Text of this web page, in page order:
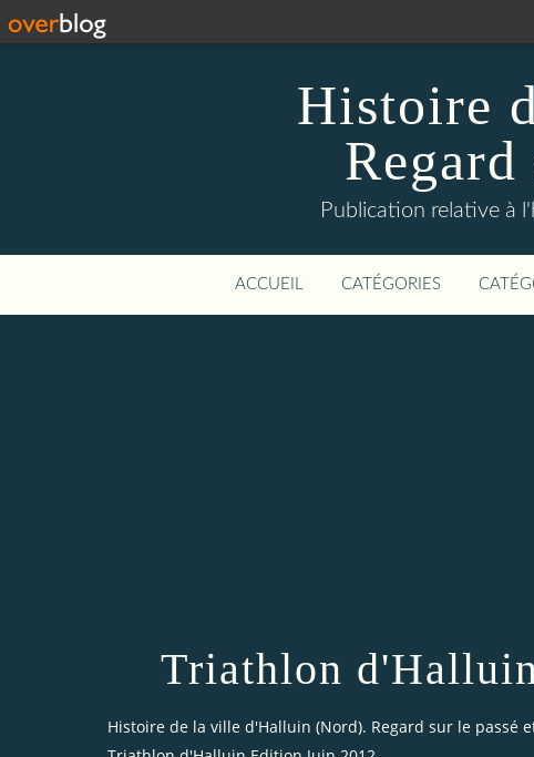
Histoire
Publication relative à
ACCUEIL CATÉGORIES
Triathlon
Histoire de la ville d'Halluin (Nord). Regard sur le passé